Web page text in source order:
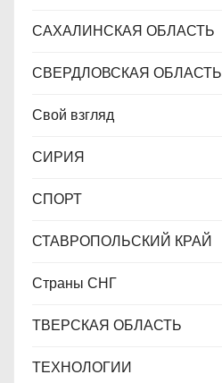
САХАЛИНСКАЯ ОБЛАСТЬ
СВЕРДЛОВСКАЯ ОБЛАСТЬ
Свой взгляд
СИРИЯ
СПОРТ
СТАВРОПОЛЬСКИЙ КРАЙ
Страны СНГ
ТВЕРСКАЯ ОБЛАСТЬ
ТЕХНОЛОГИИ